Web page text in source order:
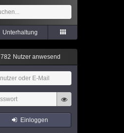
Unterhaltung
782 Nutzer anwesend
Einloggen